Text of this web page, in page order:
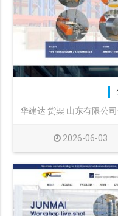
华建达 货架 山东有限公
2026-06-03